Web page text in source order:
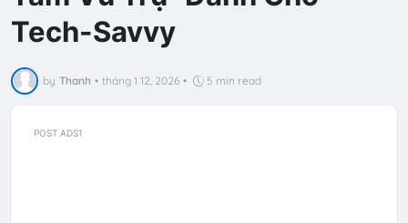
Tech-Savvy
by Thanh • tháng 1 12, 2026 • 5 min read
POST ADS1